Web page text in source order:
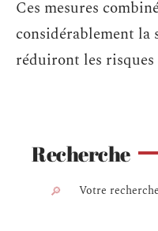
Ces mesures
considérablement la
réduiront les risques
Recherche